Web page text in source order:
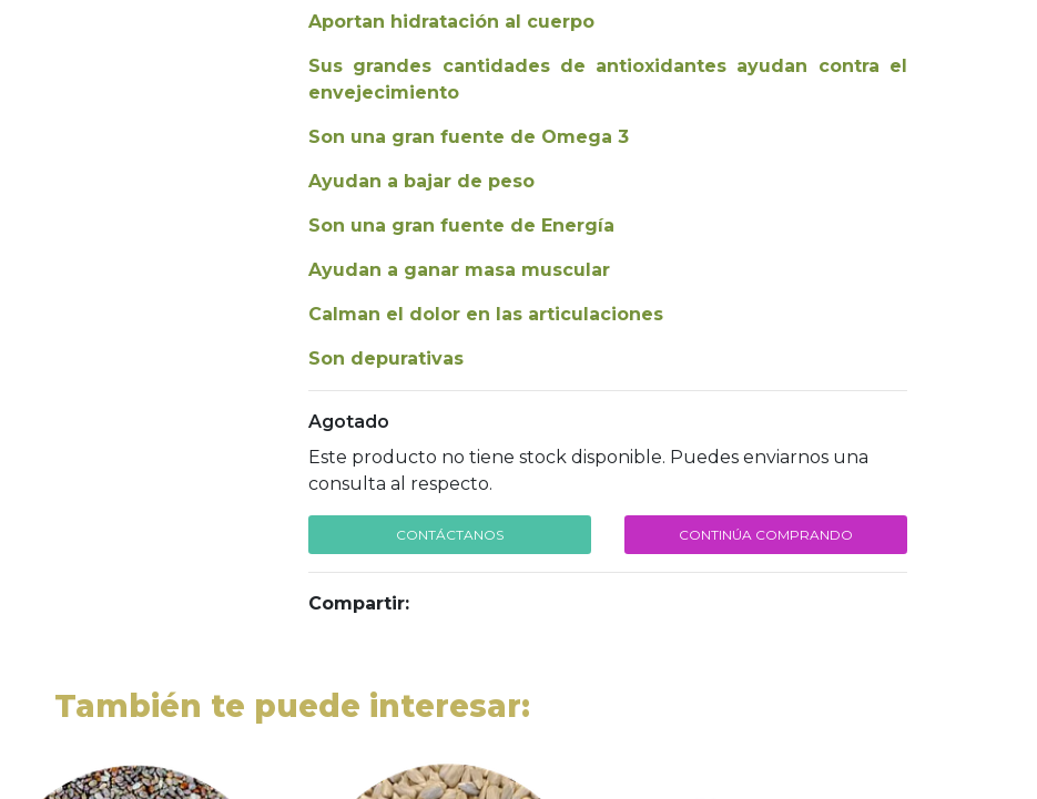
Aportan hidratación al cuerpo
Sus grandes cantidades de antioxidantes ayudan contra el
envejecimiento
Son una gran fuente de Omega 3
Ayudan a bajar de peso
Son una gran fuente de Energía
Ayudan a ganar masa muscular
Calman el dolor en las articulaciones
Son depurativas
Agotado
Este producto no tiene stock disponible. Puedes enviarnos una
consulta al respecto.
CONTÁCTANOS CONTINÚA COMPRANDO
Compartir:
También te puede interesar: